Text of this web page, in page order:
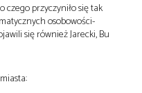
przyczyniło się tak
osobowości-
się również Jarecki, Bu